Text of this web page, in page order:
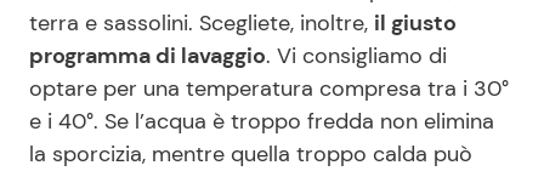
terra e sassolini. Scegliete, inoltre, il giusto
programma di lavaggio. Vi consigliamo di
optare per una temperatura compresa tra i 30°
e i 40°. Se l’acqua è troppo fredda non elimina
la sporcizia, mentre quella troppo calda può